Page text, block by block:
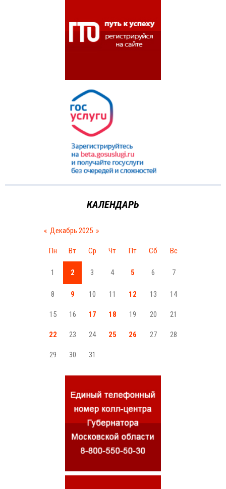
КАЛЕНДАРЬ
« Декабрь 2025 »
Пн Вт Ср Чт Пт Сб Вс
1 2 3 4 5 6 7
8 9 10 11 12 13 14
15 16 17 18 19 20 21
22 23 24 25 26 27 28
29 30 31